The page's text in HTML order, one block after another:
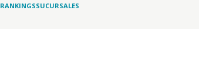
RANKINGSSUCURSALES